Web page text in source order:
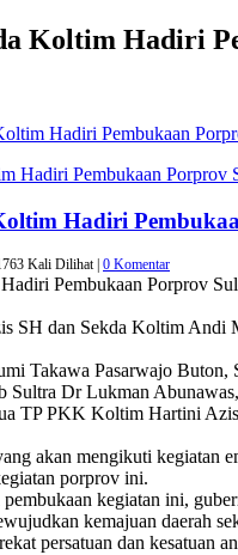
Koltim Hadiri
Hadiri Pembukaan
Hadiri
Kali Dilihat | 0 Komentar
Pembukaan Porprov
SH dan Sekda Koltim Andi
Takawa Pasarwajo
Sultra Dr Lukman
TP PKK Koltim Hartini
akan mengikuti kegiatan
porprov ini.
kegiatan ini,
kemajuan daerah
persatuan dan kesatuan